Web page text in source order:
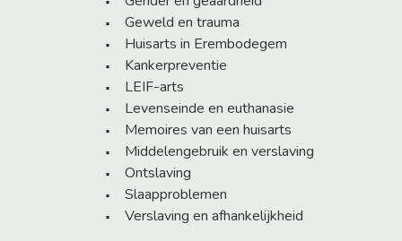
Geweld en trauma
Huisarts in Erembodegem
Kankerpreventie
LEIF-arts
Levenseinde en euthanasie
Memoires van een huisarts
Middelengebruik en verslaving
Ontslaving
Slaapproblemen
Verslaving en afhankelijkheid